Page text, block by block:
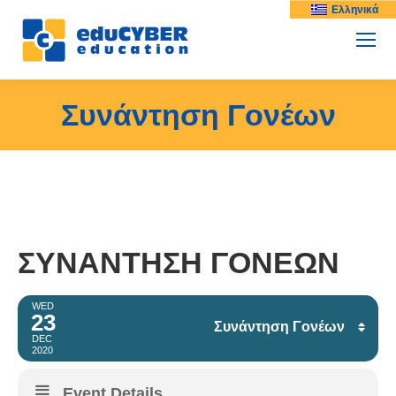
Συνάντηση Γονέων
ΣΥΝΆΝΤΗΣΗ ΓΟΝΈΩΝ
2020
WED
23
DEC
Συνάντηση Γονέων
Ελληνικά